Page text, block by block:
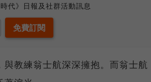
代》日報及社群活動訊息
教練翁士航深深擁抱。而翁士航